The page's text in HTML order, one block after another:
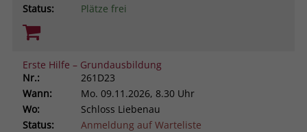
Status:
Plätze frei
Erste Hilfe – Grundausbildung
Nr.:
261D23
Wann:
Mo. 09.11.2026, 8.30 Uhr
Wo:
Schloss Liebenau
Status:
Anmeldung auf Warteliste